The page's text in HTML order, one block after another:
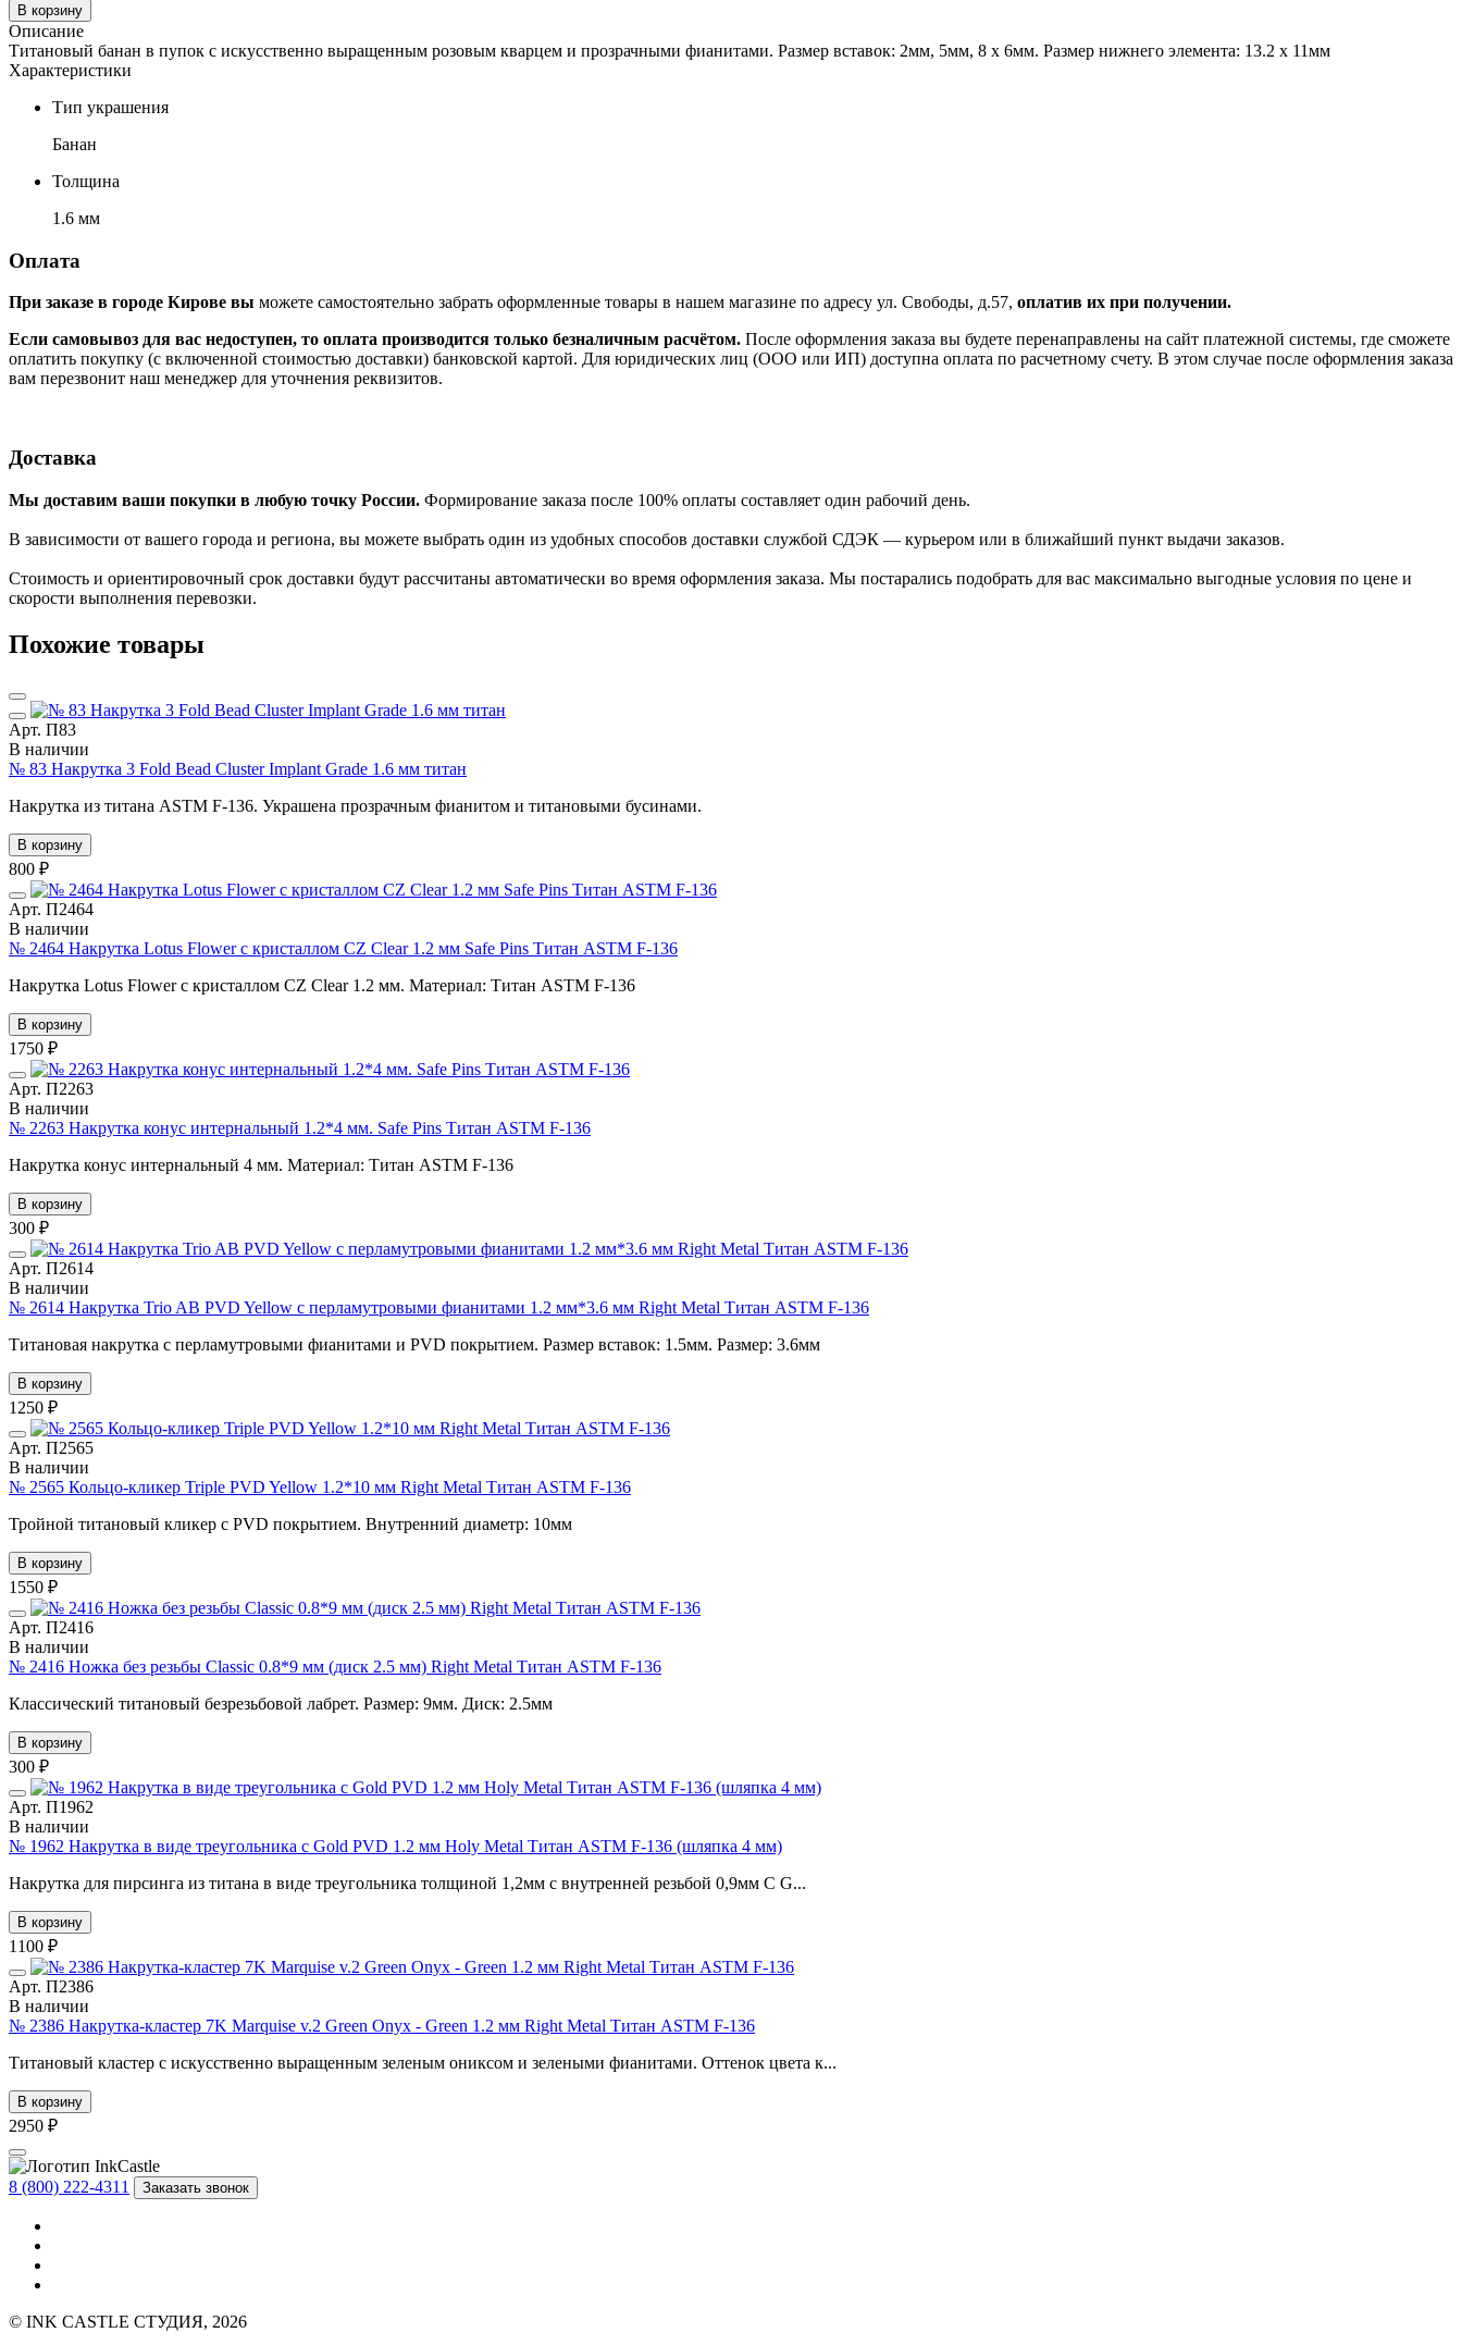
В корзину
Описание
Титановый банан в пупок с искусственно выращенным розовым кварцем и прозрачными фианитами. Размер вставок: 2мм, 5мм, 8 х 6мм. Размер нижнего элемента: 13.2 х 11мм
Характеристики
Тип украшения
Банан
Толщина
1.6 мм
Оплата
При заказе в городе Кирове вы можете самостоятельно забрать оформленные товары в нашем магазине по адресу ул. Свободы, д.57, оплатив их при получении.
Если самовывоз для вас недоступен, то оплата производится только безналичным расчётом. После оформления заказа вы будете перенаправлены на сайт платежной системы, где сможете
оплатить покупку (с включенной стоимостью доставки) банковской картой. Для юридических лиц (ООО или ИП) доступна оплата по расчетному счету. В этом случае после оформления заказа
вам перезвонит наш менеджер для уточнения реквизитов.
Доставка
Мы доставим ваши покупки в любую точку России. Формирование заказа после 100% оплаты составляет один рабочий день.
В зависимости от вашего города и региона, вы можете выбрать один из удобных способов доставки службой СДЭК — курьером или в ближайший пункт выдачи заказов.
Стоимость и ориентировочный срок доставки будут рассчитаны автоматически во время оформления заказа. Мы постарались подобрать для вас максимально выгодные условия по цене и
скорости выполнения перевозки.
Похожие товары
Арт. П83
В наличии
№ 83 Накрутка 3 Fold Bead Cluster Implant Grade 1.6 мм титан
Накрутка из титана ASTM F-136. Украшена прозрачным фианитом и титановыми бусинами.
В корзину
800 ₽
Арт. П2464
В наличии
№ 2464 Накрутка Lotus Flower с кристаллом CZ Clear 1.2 мм Safe Pins Титан ASTM F-136
Накрутка Lotus Flower с кристаллом CZ Clear 1.2 мм. Материал: Титан ASTM F-136
В корзину
1750 ₽
Арт. П2263
В наличии
№ 2263 Накрутка конус интернальный 1.2*4 мм. Safe Pins Титан ASTM F-136
Накрутка конус интернальный 4 мм. Материал: Титан ASTM F-136
В корзину
300 ₽
Арт. П2614
В наличии
№ 2614 Накрутка Trio AB PVD Yellow с перламутровыми фианитами 1.2 мм*3.6 мм Right Metal Титан ASTM F-136
Титановая накрутка с перламутровыми фианитами и PVD покрытием. Размер вставок: 1.5мм. Размер: 3.6мм
В корзину
1250 ₽
Арт. П2565
В наличии
№ 2565 Кольцо-кликер Triple PVD Yellow 1.2*10 мм Right Metal Титан ASTM F-136
Тройной титановый кликер с PVD покрытием. Внутренний диаметр: 10мм
В корзину
1550 ₽
Арт. П2416
В наличии
№ 2416 Ножка без резьбы Classic 0.8*9 мм (диск 2.5 мм) Right Metal Титан ASTM F-136
Классический титановый безрезьбовой лабрет. Размер: 9мм. Диск: 2.5мм
В корзину
300 ₽
Арт. П1962
В наличии
№ 1962 Накрутка в виде треугольника с Gold PVD 1.2 мм Holy Metal Титан ASTM F-136 (шляпка 4 мм)
Накрутка для пирсинга из титана в виде треугольника толщиной 1,2мм с внутренней резьбой 0,9мм С G...
В корзину
1100 ₽
Арт. П2386
В наличии
№ 2386 Накрутка-кластер 7K Marquise v.2 Green Onyx - Green 1.2 мм Right Metal Титан ASTM F-136
Титановый кластер с искусственно выращенным зеленым ониксом и зелеными фианитами. Оттенок цвета к...
В корзину
2950 ₽
8 (800) 222-4311 Заказать звонок
© INK CASTLE СТУДИЯ, 2026